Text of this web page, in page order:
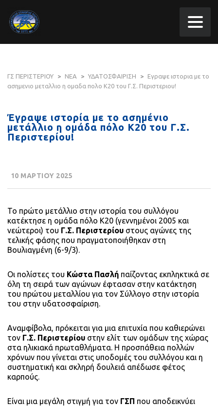
ΓΣ ΠΕΡΙΣΤΕΡΙΟΥ > ΝΕΑ > ΥΔΑΤΟΣΦΑΙΡΙΣΗ >
Εγραψε ιστορια με το
ασημενιο μεταλλιο η ομαδα πολο Κ20 του Γ.Σ. Περιστεριου!
Έγραψε ιστορία με το ασημένιο
μετάλλιο η ομάδα πόλο Κ20 του Γ.Σ.
Περιστερίου!
10 ΜΑΡΤΙΟΥ 2025
Το πρώτο μετάλλιο στην ιστορία του συλλόγου
κατέκτησε η ομάδα πόλο Κ20 (γεννημένοι 2005 και
νεώτεροι) του Γ.Σ. Περιστερίου στους αγώνες της
τελικής φάσης που πραγματοποιήθηκαν στη
Βουλιαγμένη (6-9/3).
Οι πολίστες του Κώστα Πασλή παίζοντας εκπληκτικά σε
όλη τη σειρά των αγώνων έφτασαν στην κατάκτηση
του πρώτου μεταλλίου για τον Σύλλογο στην ιστορία
του στην υδατοσφαίριση.
Αναμφίβολα, πρόκειται για μια επιτυχία που καθιερώνει
τον Γ.Σ. Περιστερίου στην ελίτ των ομάδων της χώρας
στα ηλικιακά πρωταθλήματα. Η προσπάθεια πολλών
χρόνων που γίνεται στις υποδομές του συλλόγου και η
συστηματική και σκληρή δουλειά απέδωσε φέτος
καρπούς.
Είναι μια μεγάλη στιγμή για τον ΓΣΠ που αποδεικνύει